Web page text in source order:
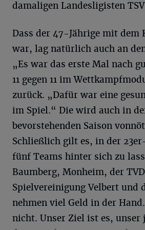
damaligen Landesligisten
Dass der 47-Jährige mit dem
war, lag natürlich auch an
„Es war das erste Mal nach
11 gegen 11 im
zurück. „Dafür war eine
im Spiel.“ Die wird auch in
bevorstehenden Saison
Schließlich gilt es, in der
fünf Teams hinter sich zu
Baumberg, Monheim, der
Spielvereinigung Velbert und
nehmen viel Geld in der
nicht. Unser Ziel ist es, unser